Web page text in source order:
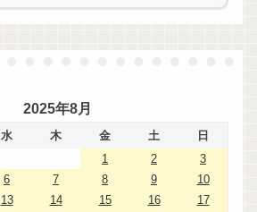
2025年8月
水 木 金 土
日
1
2
3
6 7 8 9
10
13 14 15 16
17